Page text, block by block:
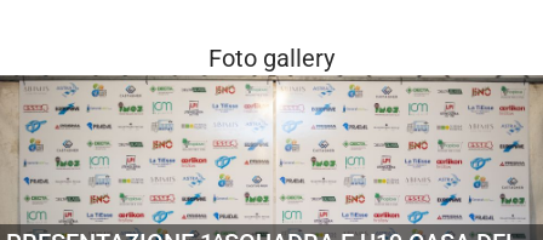
Foto gallery